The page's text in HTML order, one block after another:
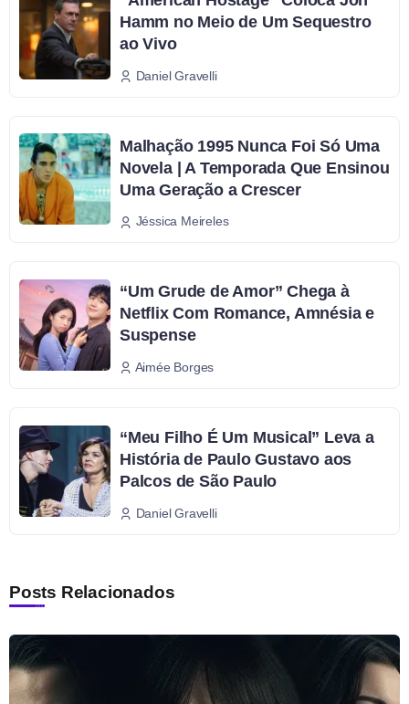
Hamm no Meio de Um Sequestro
ao Vivo
Daniel Gravelli
Malhação 1995 Nunca Foi Só Uma
Novela | A Temporada Que Ensinou
Uma Geração a Crescer
Jéssica Meireles
“Um Grude de Amor” Chega à
Netflix Com Romance, Amnésia e
Suspense
Aimée Borges
“Meu Filho É Um Musical” Leva a
História de Paulo Gustavo aos
Palcos de São Paulo
Daniel Gravelli
Posts Relacionados